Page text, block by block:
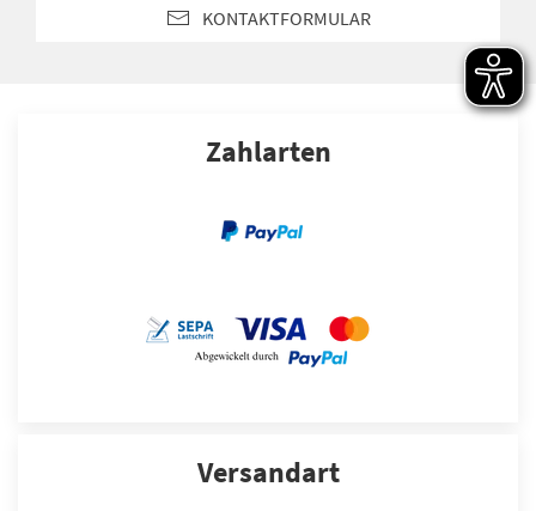
KONTAKTFORMULAR
Zahlarten
Versandart